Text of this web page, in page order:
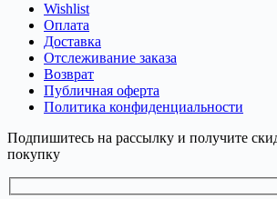
Wishlist
Оплата
Доставка
Отслеживание заказа
Возврат
Публичная оферта
Политика конфиденциальности
Подпишитесь на рассылку и получите
покупку